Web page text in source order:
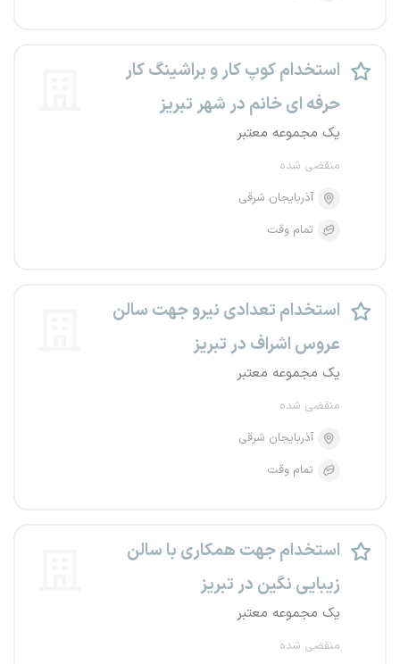
استخدام کوپ کار و براشینگ کار
حرفه ای خانم در شهر تبریز
یک مجموعه معتبر
منقضی شده
آذربایجان شرقی
تمام وقت
استخدام تعدادی نیرو جهت سالن
عروس اشراف در تبریز
یک مجموعه معتبر
منقضی شده
آذربایجان شرقی
تمام وقت
استخدام جهت همکاری با سالن
زیبایی نگین در تبریز
یک مجموعه معتبر
منقضی شده